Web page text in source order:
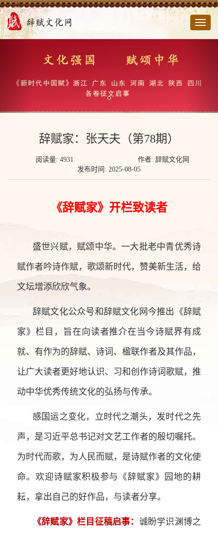
切
辞赋家：张天夫（第78期）
阅读量: 4931
作者: 辞赋文化网
发布时间: 2025-08-05
《辞赋家》开栏致读者
盛世兴赋，赋颂中华。一大批老中青优秀诗
赋作者吟诗作赋，歌颂新时代，赞美新生活，给
文坛增添欣欣气象。
辞赋文化公众号和辞赋文化网今推出《辞赋
家》栏目，旨在向读者推介在当今诗赋界有成
就、有作为的辞赋、诗词、楹联作者及其作品，
让广大读者更好地认识、习和创作诗词歌赋，推
动中华优秀传统文化的弘扬与传承。
感国运之变化，立时代之潮头，发时代之先
声，是习近平总书记对文艺工作者的殷切嘱托。
为时代而歌，为人民而赋，是诗赋作者的文化使
命。欢迎诗赋家积极参与《辞赋家》园地的耕
耘，拿出自己的好作品，与读者分享。
《辞赋家》栏目征稿启事： 诚盼学识渊博之